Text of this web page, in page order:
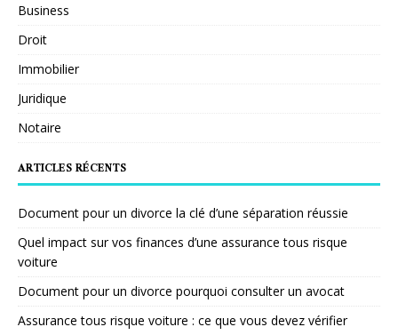
Business
Droit
Immobilier
Juridique
Notaire
ARTICLES RÉCENTS
Document pour un divorce la clé d’une séparation réussie
Quel impact sur vos finances d’une assurance tous risque
voiture
Document pour un divorce pourquoi consulter un avocat
Assurance tous risque voiture : ce que vous devez vérifier